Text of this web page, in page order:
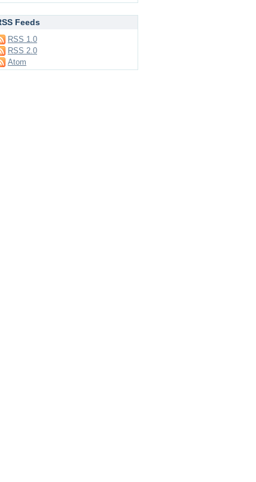
Feeds
RSS 1.0
RSS 2.0
Atom